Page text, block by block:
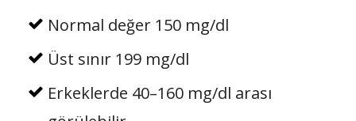
Normal değer 150 mg/dl
Üst sınır 199 mg/dl
Erkeklerde 40–160 mg/dl arası